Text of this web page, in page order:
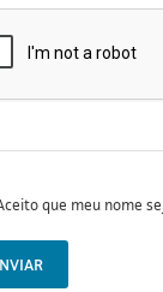
que meu nome